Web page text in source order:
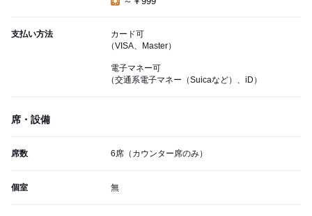
支払い方法
カード可
（VISA、Master）
電子マネー可
（交通系電子マネー（Suicaなど）、iD）
席・設備
席数 6席（カウンター席のみ）
個室 無